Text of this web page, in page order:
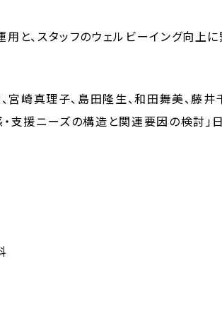
、スタッフのウェルビーイング向上に
宮崎真理子、島田隆生、和田舞美、藤井
支援ニーズの構造と関連要因の検討